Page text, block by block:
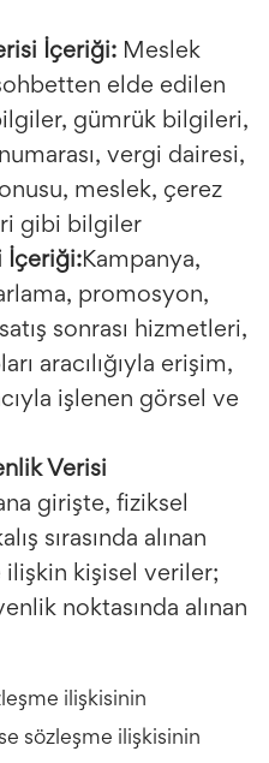
İçeriği: Meslek
elde edilen
gümrük bilgileri,
vergi dairesi,
meslek, çerez
gibi bilgiler
İçeriği:Kampanya,
promosyon,
sonrası hizmetleri,
aracılığıyla erişim,
işlenen görsel ve
Verisi
girişte, fiziksel
sırasında alınan
ilişkin kişisel veriler;
noktasında alınan
ilişkisinin
sözleşme ilişkisinin